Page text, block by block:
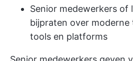
Senior medewerkers of
bijpraten over moderne
tools en platforms